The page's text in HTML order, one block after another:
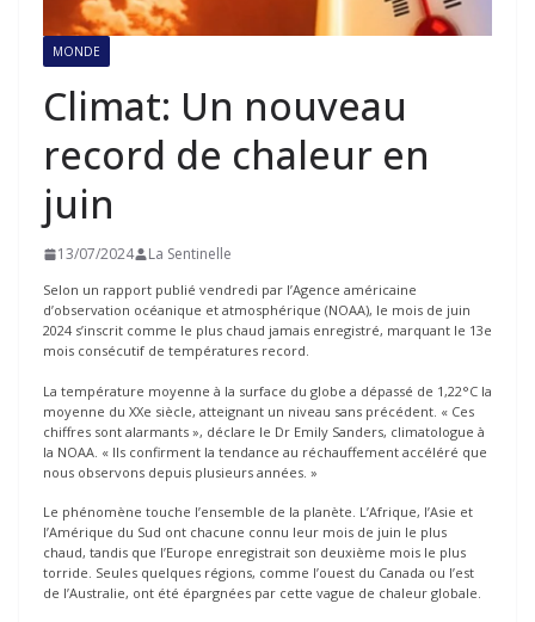
MONDE
Climat: Un nouveau
record de chaleur en
juin
13/07/2024 La Sentinelle
Selon un rapport publié vendredi par l’Agence américaine
d’observation océanique et atmosphérique (NOAA), le mois de juin
2024 s’inscrit comme le plus chaud jamais enregistré, marquant le 13e
mois consécutif de températures record.
La température moyenne à la surface du globe a dépassé de 1,22°C la
moyenne du XXe siècle, atteignant un niveau sans précédent. « Ces
chiffres sont alarmants », déclare le Dr Emily Sanders, climatologue à
la NOAA. « Ils confirment la tendance au réchauffement accéléré que
nous observons depuis plusieurs années. »
Le phénomène touche l’ensemble de la planète. L’Afrique, l’Asie et
l’Amérique du Sud ont chacune connu leur mois de juin le plus
chaud, tandis que l’Europe enregistrait son deuxième mois le plus
torride. Seules quelques régions, comme l’ouest du Canada ou l’est
de l’Australie, ont été épargnées par cette vague de chaleur globale.